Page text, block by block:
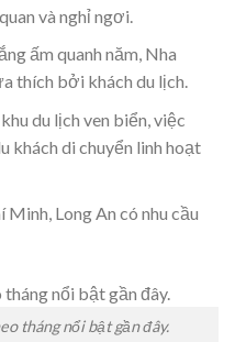
và nghỉ ngơi.
ấm quanh năm, Nha
thích bởi khách du lịch.
du lịch ven biển, việc
khách di chuyển linh hoạt
Minh, Long An có nhu cầu
tháng nổi bật gần đây.